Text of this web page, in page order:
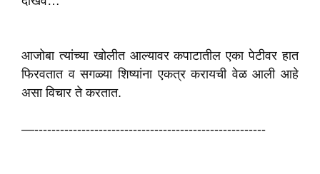
आजोबा त्यांच्या खोलीत आल्यावर कपाटातील एका पेटीवर हात
फिरवतात व सगळ्या शिष्यांना एकत्र करायची वेळ आली आहे
असा विचार ते करतात.
—------------------------------------------------------